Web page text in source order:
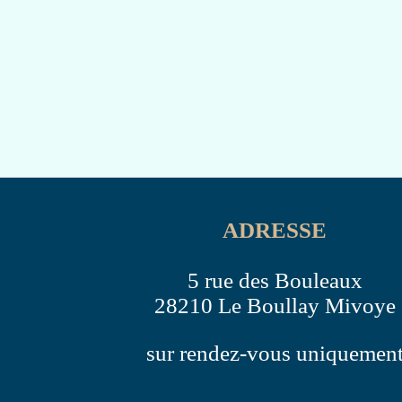
ADRESSE
5 rue des Bouleaux
28210 Le Boullay Mivoye
sur rendez-vous